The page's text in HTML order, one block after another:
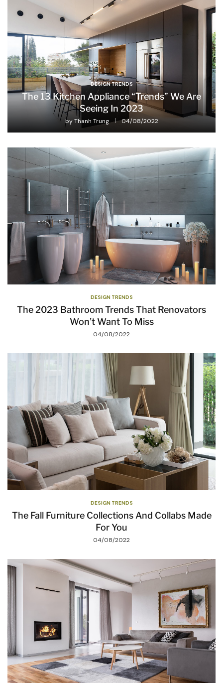
DESIGN TRENDS
The 13 Kitchen Appliance “Trends” We Are
Seeing In 2023
byThanh Trung 04/08/2022
DESIGN TRENDS
The 2023 Bathroom Trends That Renovators
Won’t Want To Miss
04/08/2022
DESIGN TRENDS
The Fall Furniture Collections And Collabs Made
For You
04/08/2022